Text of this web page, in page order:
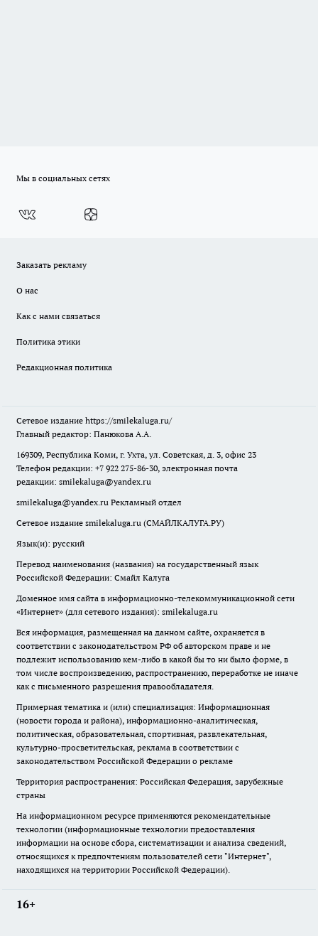
Мы в социальных сетях
Заказать рекламу
О нас
Как с нами связаться
Политика этики
Редакционная политика
Сетевое издание https://smilekaluga.ru/
Главный редактор: Панюкова А.А.
169309, Республика Коми, г. Ухта, ул. Советская, д. 3, офис 23
Телефон редакции: +7 922 275-86-30, электронная почта
редакции: smilekaluga@yandex.ru
smilekaluga@yandex.ru Рекламный отдел
Сетевое издание smilekaluga.ru (СМАЙЛКАЛУГА.РУ)
Язык(и): русский
Перевод наименования (названия) на государственный язык
Российской Федерации: Смайл Калуга
Доменное имя сайта в информационно-телекоммуникационной сети
«Интернет» (для сетевого издания): smilekaluga.ru
Вся информация, размещенная на данном сайте, охраняется в
соответствии с законодательством РФ об авторском праве и не
подлежит использованию кем-либо в какой бы то ни было форме, в
том числе воспроизведению, распространению, переработке не иначе
как с письменного разрешения правообладателя.
Примерная тематика и (или) специализация: Информационная
(новости города и района), информационно-аналитическая,
политическая, образовательная, спортивная, развлекательная,
культурно-просветительская, реклама в соответствии с
законодательством Российской Федерации о рекламе
Территория распространения: Российская Федерация, зарубежные
страны
На информационном ресурсе применяются рекомендательные
технологии (информационные технологии предоставления
информации на основе сбора, систематизации и анализа сведений,
относящихся к предпочтениям пользователей сети "Интернет",
находящихся на территории Российской Федерации).
16+